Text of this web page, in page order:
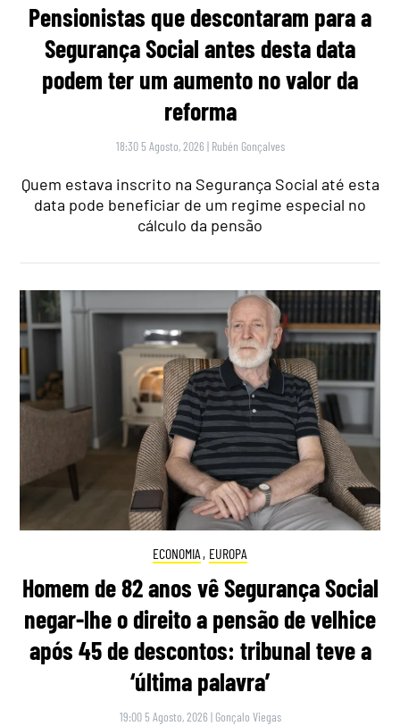
Pensionistas que descontaram para a
Segurança Social antes desta data
podem ter um aumento no valor da
reforma
18:30 5 Agosto, 2026 | Rubén Gonçalves
Quem estava inscrito na Segurança Social até esta
data pode beneficiar de um regime especial no
cálculo da pensão
ECONOMIA , EUROPA
Homem de 82 anos vê Segurança Social
negar-lhe o direito a pensão de velhice
após 45 de descontos: tribunal teve a
‘última palavra’
19:00 5 Agosto, 2026 | Gonçalo Viegas